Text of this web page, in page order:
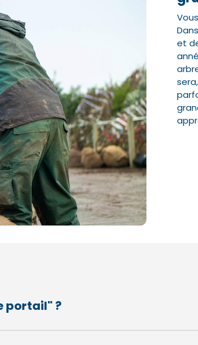
et
portail" ?
E-mail:*
E-mail:*